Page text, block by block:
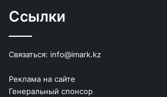
Ссылки
Связаться: info@imark.kz
Реклама на сайте
Генеральный спонсор